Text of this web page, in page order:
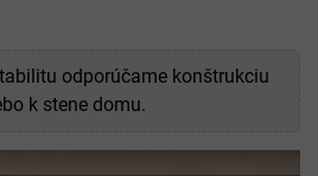
odporúčame konštrukciu
k stene domu.